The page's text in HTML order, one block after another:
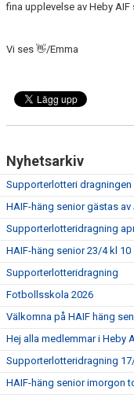
fina upplevelse av Heby
Vi ses 👋/Emma
Nyhetsarkiv
Supporterlotteri dragningen
HAIF-häng senior gästas
Supporterlotteridragning
HAIF-häng senior 23/4 kl 10
Supporterlotteridragning
Fotbollsskola 2026
Välkomna på HAIF häng
Hej alla medlemmar i Heby
Supporterlotteridragning
HAIF-häng senior imorgon